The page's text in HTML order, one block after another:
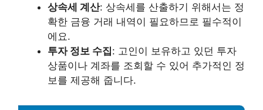
상속세 계산: 상속세를 산출하기 위해서는 정
확한 금융 거래 내역이 필요하므로 필수적이
에요.
투자 정보 수집: 고인이 보유하고 있던 투자
상품이나 계좌를 조회할 수 있어 추가적인 정
보를 제공해 줍니다.